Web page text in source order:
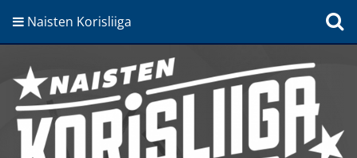
Naisten Korisliiga